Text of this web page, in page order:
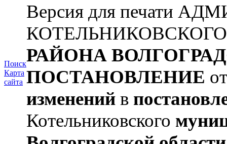
Поиск
Карта
сайта
Версия для печати
РАЙОНА
ПОСТАНОВЛЕНИЕ
изменений в
Котельниковского